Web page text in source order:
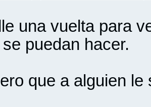
una vuelta para
puedan hacer.
que a alguien le